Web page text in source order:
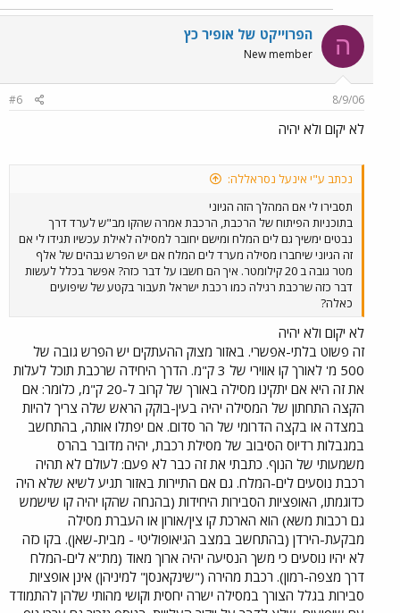
ה הפרוייקט של אופיר כץ
New member
8/9/06
#6
לא יקום ולא יהיה
נכתב ע"י אינעל נסראללה:
תסבירו לי אם המהלך הזה הגיוני
בתוכניות הפיתוח של הרכבת, הרכבת אמרה שהקו מב"ש לערד דרך
נבטים ימשיך גם לים המלח ומישם יחובר למסילה לאילת עכשיו תגידו לי אם
זה הגיוני שיחברו מסילה מערד לים המלח אם יש הפרש גבהים של אלף
מטר גובה ב 20 קילומטר. איך הם חשבו על דבר כזה? אפשר בכלל לעשות
דבר כזה שרכבת רגילה כמו רכבת ישראל תעבור בקטע של שיפועים
כאלה?
לא יקום ולא יהיה
זה פשוט בלתי-אפשרי. באזור מצוק ההעתקים יש הפרש גובה של
500 מ' לאורך קו אווירי של 3 ק"מ. הדרך היחידה שרכבת תוכל לעלות
את זה היא אם יתקינו מסילה באורך של קרוב ל-20 ק"מ, כלומר: אם
הקצה התחתון של המסילה יהיה בעין-בוקק הראש שלה צריך להיות
במצדה או בקצה הדרומי של הר סדום. אם יפתלו אותה, בהתחשב
במגבלות רדיוס הסיבוב של מסילת רכבת, יהיה מדובר בהרס
משמעותי של הנוף. כתבתי את זה כבר לא פעם: לעולם לא תהיה
רכבת נוסעים לים-המלח. גם אם התיירות באזור תגיע לשיא שלא היה
כדוגמתו, האופציות הסבירות היחידות (בהנחה שהקו יהיה קו שישמש
גם רכבות משא) הוא הארכת קו צין/אורון או העברת מסילה
מבקעת-הירדן (בהתחשב במצב הגיאופוליטי - מבית-שאן). בקו כזה
לא יהיו נוסעים כי משך הנסיעה יהיה ארוך מאוד (מת"א לים-המלח
דרך מצפה-רמון). רכבת מהירה ("שינקאנסן" למיניהן) אינן אופציות
סבירות בגלל הצורך במסילה ישרה יחסית וקושי מהותי שלהן להתמודד